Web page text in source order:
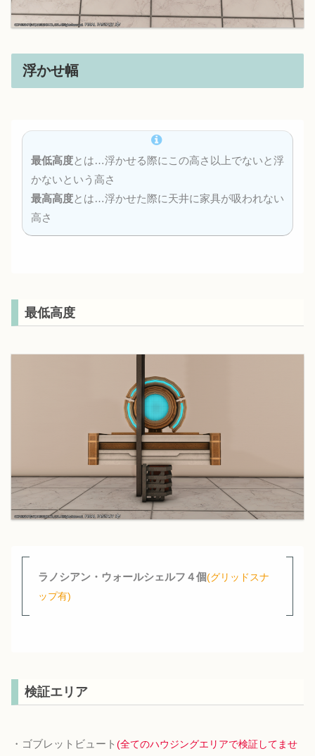
浮かせ幅
最低高度とは…浮かせる際にこの高さ以上でないと浮
かないという高さ
最高高度とは…浮かせた際に天井に家具が吸われない
高さ
最低高度
ラノシアン・ウォールシェルフ４個(グリッドスナ
ップ有)
検証エリア
・ゴブレットビュート (全てのハウジングエリアで検証してませ